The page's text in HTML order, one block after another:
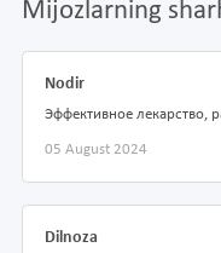
Mijozlarning
Nodir
Эффективное лекарство,
05 August 2024
Dilnoza